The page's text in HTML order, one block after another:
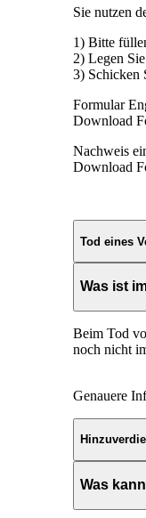
Sie nutzen
1) Bitte
2) Legen
3) Schicken
Formular
Download
Nachweis
Download
Tod eines
Was ist
Beim Tod
noch nicht
Genauere
Was